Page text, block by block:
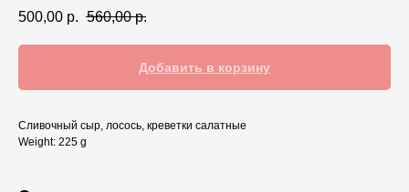
500,00 р. 560,00 р.
Добавить в корзину
Сливочный сыр, лосось, креветки салатные
Weight: 225 g